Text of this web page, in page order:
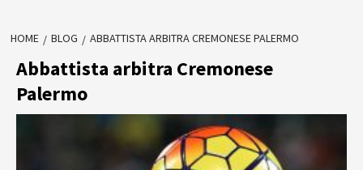
HOME BLOG ABBATTISTA ARBITRA CREMONESE PALERMO
Abbattista arbitra Cremonese
Palermo